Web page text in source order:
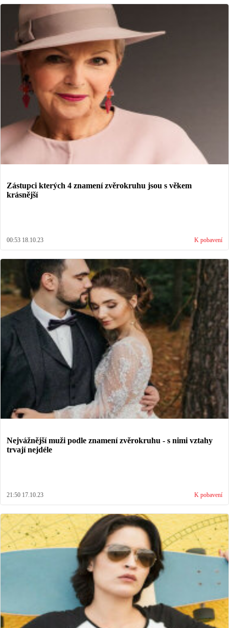
Zástupci kterých 4 znamení zvěrokruhu jsou s věkem
krásnější
00:53 18.10.23 K pobavení
Nejvážnější muži podle znamení zvěrokruhu - s nimi vztahy
trvají nejdéle
21:50 17.10.23 K pobavení